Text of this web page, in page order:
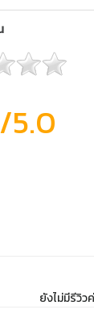
/5.0
ยังไม่มีรีวิว